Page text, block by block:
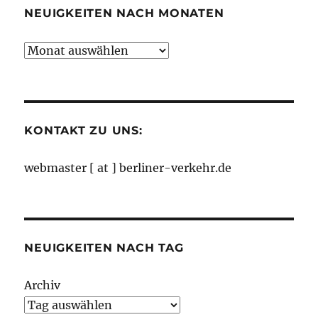
NEUIGKEITEN NACH MONATEN
Neuigkeiten
KONTAKT ZU UNS:
webmaster [ at ] berliner-verkehr.de
NEUIGKEITEN NACH TAG
Archiv